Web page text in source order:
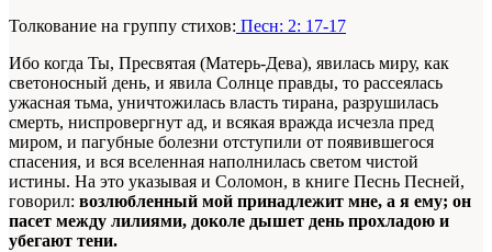
Толкование на группу стихов: Песн: 2: 17-17
Ибо когда Ты, Пресвятая (Матерь-Дева), явилась миру, как
светоносный день, и явила Солнце правды, то рассеялась
ужасная тьма, уничтожилась власть тирана, разрушилась
смерть, ниспровергнут ад, и всякая вражда исчезла пред
миром, и пагубные болезни отступили от появившегося
спасения, и вся вселенная наполнилась светом чистой
истины. На это указывая и Соломон, в книге Песнь Песней,
говорил: возлюбленный мой принадлежит мне, а я ему; он
пасет между лилиями, доколе дышет день прохладою и
убегают тени.